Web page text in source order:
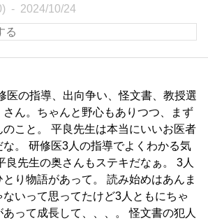
2024/10/24
医の指導、出向争い、怪文書、教授選
さん。ちゃんと野心もありつつ、まず
のこと。 平良先生は本当にいいお医者
な。 研修医3人の指導でよくわかる気
良先生の奥さんもステキだなぁ。 3人
とり物語があって。 読み始めはあんま
ないって思ってたけど3人ともにちゃ
あって成長して、、、。 怪文書の犯人